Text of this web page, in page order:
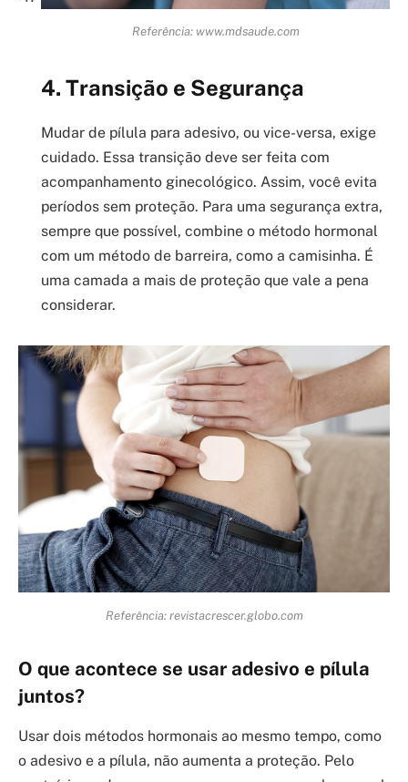
Referência: www.mdsaude.com
4. Transição e Segurança
Mudar de pílula para adesivo, ou vice-versa, exige
cuidado. Essa transição deve ser feita com
acompanhamento ginecológico. Assim, você evita
períodos sem proteção. Para uma segurança extra,
sempre que possível, combine o método hormonal
com um método de barreira, como a camisinha. É
uma camada a mais de proteção que vale a pena
considerar.
Referência: revistacrescer.globo.com
O que acontece se usar adesivo e pílula
juntos?
Usar dois métodos hormonais ao mesmo tempo, como
o adesivo e a pílula, não aumenta a proteção. Pelo